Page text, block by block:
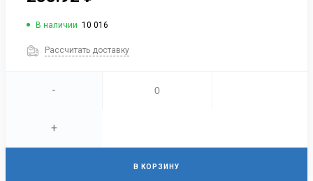
В наличии 10 016
Рассчитать доставку
-
+
В КОРЗИНУ